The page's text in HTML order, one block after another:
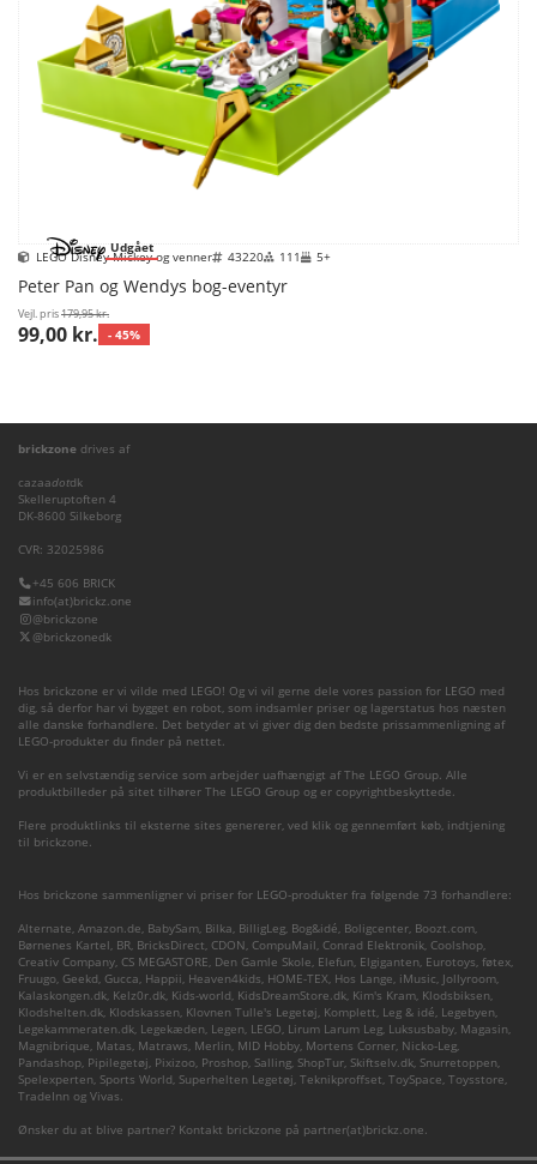
Udgået
LEGO Disney Mickey og venner 43220 111 5+
Peter Pan og Wendys bog-eventyr
Vejl. pris179,95 kr.
99,00 kr. - 45%
brickzone drives af
cazaadotdk
Skelleruptoften 4
DK-8600 Silkeborg
CVR: 32025986
+45 606 BRICK
info(at)brickz.one
@brickzone
@brickzonedk
Hos brickzone er vi vilde med LEGO! Og vi vil gerne dele vores passion for LEGO med
dig, så derfor har vi bygget en robot, som indsamler priser og lagerstatus hos næsten
alle danske forhandlere. Det betyder at vi giver dig den bedste prissammenligning af
LEGO-produkter du finder på nettet.
Vi er en selvstændig service som arbejder uafhængigt af The LEGO Group. Alle
produktbilleder på sitet tilhører The LEGO Group og er copyrightbeskyttede.
Flere produktlinks til eksterne sites genererer, ved klik og gennemført køb, indtjening
til brickzone.
Hos brickzone sammenligner vi priser for LEGO-produkter fra følgende 73 forhandlere:
Alternate, Amazon.de, BabySam, Bilka, BilligLeg, Bog&idé, Boligcenter, Boozt.com,
Børnenes Kartel, BR, BricksDirect, CDON, CompuMail, Conrad Elektronik, Coolshop,
Creativ Company, CS MEGASTORE, Den Gamle Skole, Elefun, Elgiganten, Eurotoys, føtex,
Fruugo, Geekd, Gucca, Happii, Heaven4kids, HOME-TEX, Hos Lange, iMusic, Jollyroom,
Kalaskongen.dk, Kelz0r.dk, Kids-world, KidsDreamStore.dk, Kim's Kram, Klodsbiksen,
Klodshelten.dk, Klodskassen, Klovnen Tulle's Legetøj, Komplett, Leg & idé, Legebyen,
Legekammeraten.dk, Legekæden, Legen, LEGO, Lirum Larum Leg, Luksusbaby, Magasin,
Magnibrique, Matas, Matraws, Merlin, MID Hobby, Mortens Corner, Nicko-Leg,
Pandashop, Pipilegetøj, Pixizoo, Proshop, Salling, ShopTur, Skiftselv.dk, Snurretoppen,
Spelexperten, Sports World, Superhelten Legetøj, Teknikproffset, ToySpace, Toysstore,
TradeInn og Vivas.
Ønsker du at blive partner? Kontakt brickzone på partner(at)brickz.one.